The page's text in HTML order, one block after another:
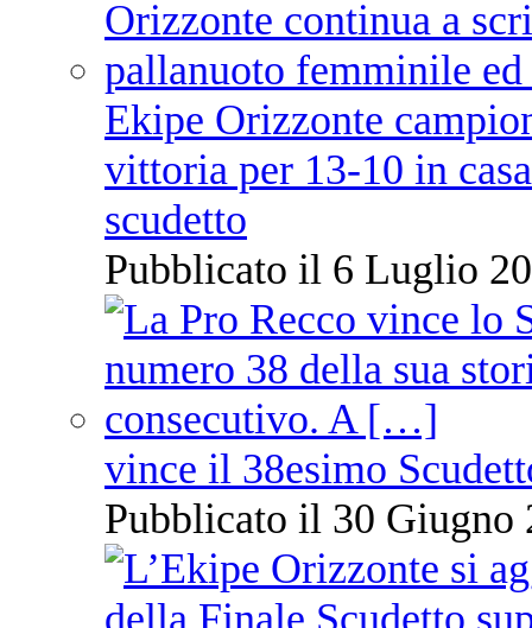
Ekipe Orizzonte
vittoria per 13-10 in
scudetto
Pubblicato il 6 Luglio
vince il 38esimo
Pubblicato il 30 Giugno